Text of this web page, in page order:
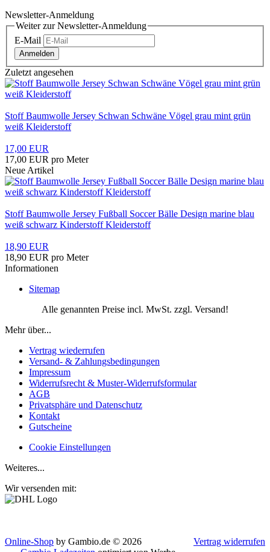
Newsletter-Anmeldung
Weiter zur Newsletter-Anmeldung
E-Mail
Anmelden
Zuletzt angesehen
Stoff Baumwolle Jersey Schwan Schwäne Vögel grau mint grün
weiß Kleiderstoff
17,00 EUR
17,00 EUR pro Meter
Neue Artikel
Stoff Baumwolle Jersey Fußball Soccer Bälle Design marine blau
weiß schwarz Kinderstoff Kleiderstoff
18,90 EUR
18,90 EUR pro Meter
Informationen
Sitemap
Alle genannten Preise incl. MwSt. zzgl. Versand!
Mehr über...
Vertrag wiederrufen
Versand- & Zahlungsbedingungen
Impressum
Widerrufsrecht & Muster-Widerrufsformular
AGB
Privatsphäre und Datenschutz
Kontakt
Gutscheine
Cookie Einstellungen
Weiteres...
Wir versenden mit:
Vertrag widerrufen
Online-Shop by Gambio.de © 2026